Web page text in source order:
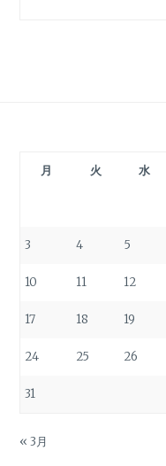
月 火 水
3 4 5
10 11 12
17 18 19
24 25 26
31
« 3月